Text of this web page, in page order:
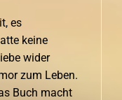
es
keine
wider
zum Leben.
Buch macht